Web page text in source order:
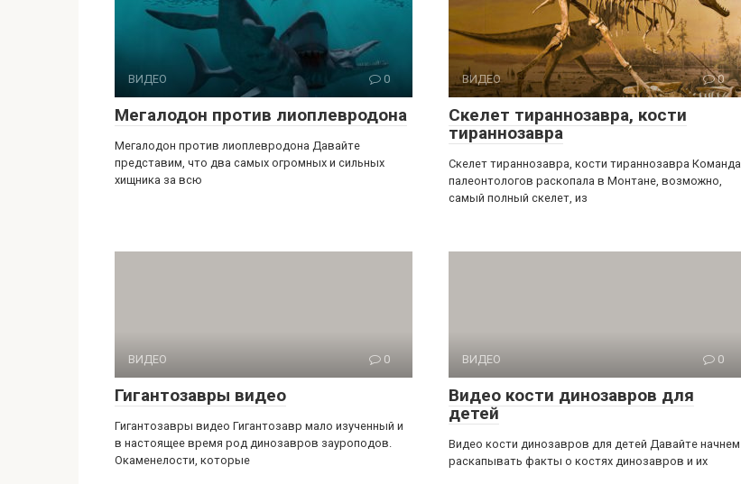
ВИДЕО 0
Мегалодон против лиоплевродона
Мегалодон против лиоплевродона Давайте
представим, что два самых огромных и сильных
хищника за всю
ВИДЕО 0
Скелет тираннозавра, кости
тираннозавра
Скелет тираннозавра, кости тираннозавра Команда
палеонтологов раскопала в Монтане, возможно,
самый полный скелет, из
ВИДЕО 0
Гигантозавры видео
Гигантозавры видео Гигантозавр мало изученный и
в настоящее время род динозавров зауроподов.
Окаменелости, которые
ВИДЕО 0
Видео кости динозавров для
детей
Видео кости динозавров для детей Давайте начнем
раскапывать факты о костях динозавров и их